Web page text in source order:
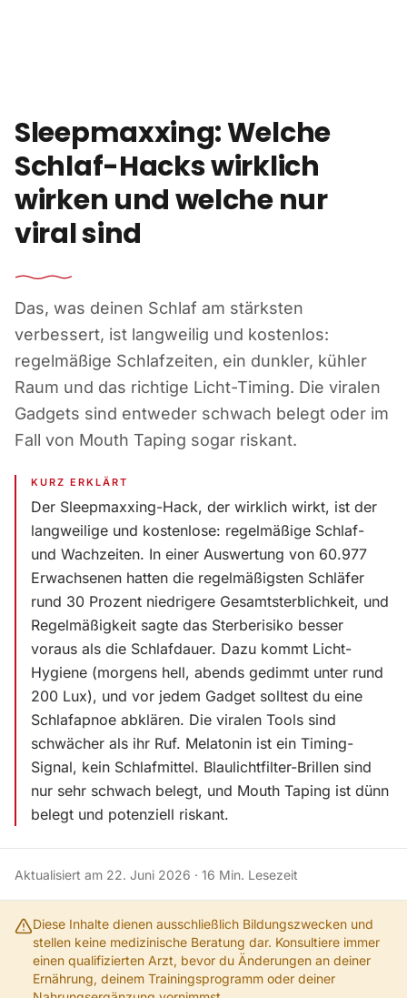
Sleepmaxxing: Welche
Schlaf-Hacks wirklich
wirken und welche nur
viral sind
Das, was deinen Schlaf am stärksten
verbessert, ist langweilig und kostenlos:
regelmäßige Schlafzeiten, ein dunkler, kühler
Raum und das richtige Licht-Timing. Die viralen
Gadgets sind entweder schwach belegt oder im
Fall von Mouth Taping sogar riskant.
KURZ ERKLÄRT
Der Sleepmaxxing-Hack, der wirklich wirkt, ist der
langweilige und kostenlose: regelmäßige Schlaf-
und Wachzeiten. In einer Auswertung von 60.977
Erwachsenen hatten die regelmäßigsten Schläfer
rund 30 Prozent niedrigere Gesamtsterblichkeit, und
Regelmäßigkeit sagte das Sterberisiko besser
voraus als die Schlafdauer. Dazu kommt Licht-
Hygiene (morgens hell, abends gedimmt unter rund
200 Lux), und vor jedem Gadget solltest du eine
Schlafapnoe abklären. Die viralen Tools sind
schwächer als ihr Ruf. Melatonin ist ein Timing-
Signal, kein Schlafmittel. Blaulichtfilter-Brillen sind
nur sehr schwach belegt, und Mouth Taping ist dünn
belegt und potenziell riskant.
Aktualisiert am 22. Juni 2026 · 16 Min. Lesezeit
Diese Inhalte dienen ausschließlich Bildungszwecken und
stellen keine medizinische Beratung dar. Konsultiere immer
einen qualifizierten Arzt, bevor du Änderungen an deiner
Ernährung, deinem Trainingsprogramm oder deiner